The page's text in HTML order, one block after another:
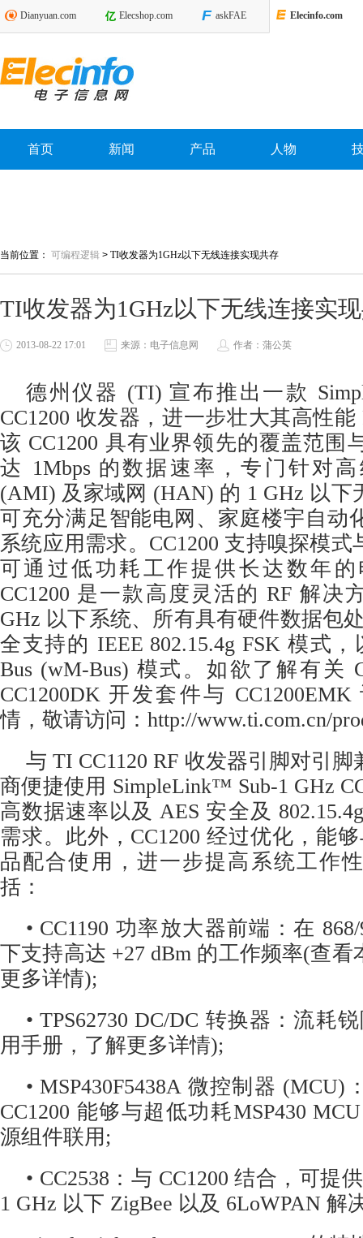
Dianyuan.com Elecshop.com askFAE Elecinfo.com
首页 新闻 产品 人物
当前位置： 可编程逻辑 > TI收发器为1GHz以下无线连接实现共存
TI收发器为1GHz以下无线连接实
2013-08-22 17:01 来源：电子信息网 作者：蒲公英
德州仪器 (TI) 宣布推出一款
CC1200 收发器 ，进一步壮大其高性
该 CC1200 具有业界领先的覆盖范围
达 1Mbps 的数据速率，专门针对
(AMI) 及家域网 (HAN) 的 1 GHz 以下
可充分满足智能电网、家庭楼宇自动
系统应用需求。CC1200 支持嗅探模
可通过低功耗工作提供长达数年
CC1200 是一款高度灵活的 RF 解决
GHz 以下系统、所有具有硬件数据包
全支持的 IEEE 802.15.4g FSK 模式
Bus (wM-Bus) 模式。如欲了解有关
CC1200DK 开发套件与
情，敬请访问：http://www.ti.com.cn/
与 TI CC1120 RF 收发器引脚对引
商便捷使用 SimpleLink™ Sub-1 GHz
高数据速率以及 AES 安全及
需求。此外，CC1200 经过优化，能
品配合使用，进一步提高系统工作
括：
• CC1190 功率放大器前端：在
下支持高达 +27 dBm 的工作频率(查看
更多详情);
• TPS62730 DC/DC 转换器：流耗
用手册，了解更多详情);
• MSP430F5438A 微控制器
CC1200 能够与超低功耗MSP430
源组件联用;
• CC2538：与 CC1200 结合，可提
1 GHz 以下 ZigBee 以及 6LoWPAN 解